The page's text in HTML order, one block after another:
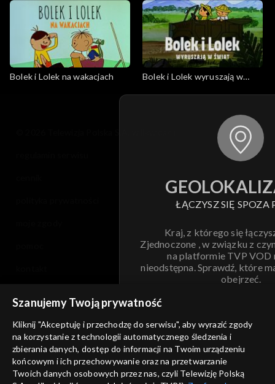
Bolek i Lolek na wakacjach
Bolek i Lolek wyruszają w
ŁĄCZYSZ SIĘ SPOZA
Kraj, z którego się
Zjednoczone , w związku z
na platformie TVP VOD
nieodstępna. Sprawdź, które
obejrzeć.
ANULUJ
informacje o dostawcy usług
Szanujemy Twoją prywatność
Kliknij "Akceptuję i przechodzę do serwisu", aby wyrazić zgody
na korzystanie z technologii automatycznego śledzenia i
zbierania danych, dostęp do informacji na Twoim urządzeniu
końcowym i ich przechowywanie oraz na przetwarzanie
Twoich danych osobowych przez nas, czyli Telewizję Polską